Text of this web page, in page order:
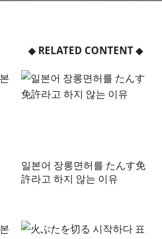
◆ RELATED CONTENT◆
일본어 장롱면허를 たんす免
許라고 하지 않는 이유